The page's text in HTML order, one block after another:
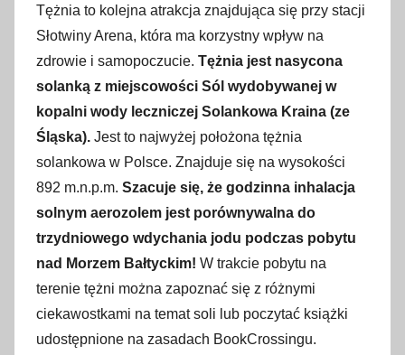
Tężnia to kolejna atrakcja znajdująca się przy stacji
Słotwiny Arena, która ma korzystny wpływ na
zdrowie i samopoczucie. Tężnia jest nasycona
solanką z miejscowości Sól wydobywanej w
kopalni wody leczniczej Solankowa Kraina (ze
Śląska). Jest to najwyżej położona tężnia
solankowa w Polsce. Znajduje się na wysokości
892 m.n.p.m. Szacuje się, że godzinna inhalacja
solnym aerozolem jest porównywalna do
trzydniowego wdychania jodu podczas pobytu
nad Morzem Bałtyckim! W trakcie pobytu na
terenie tężni można zapoznać się z różnymi
ciekawostkami na temat soli lub poczytać książki
udostępnione na zasadach BookCrossingu.